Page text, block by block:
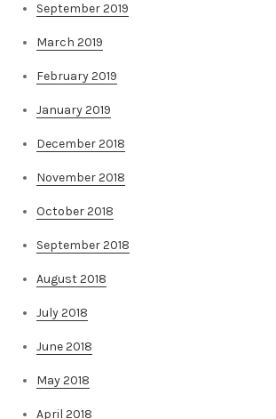
September 2019
March 2019
February 2019
January 2019
December 2018
November 2018
October 2018
September 2018
August 2018
July 2018
June 2018
May 2018
April 2018